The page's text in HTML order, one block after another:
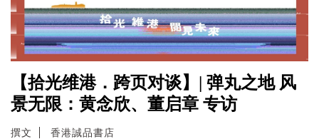
【拾光维港．跨页对谈】| 弹丸之地 风
景无限：黄念欣、董启章 专访
撰文 香港誠品書店